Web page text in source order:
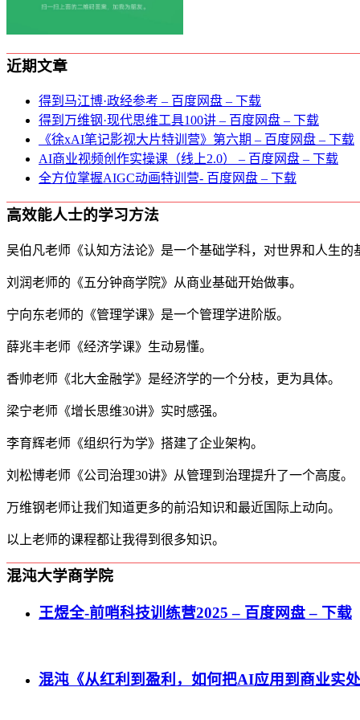
近期文章
得到马江博·政经参考 – 百度网盘 – 下载
得到万维钢·现代思维⼯具100讲 – 百度网盘 – 下载
《徐xAI笔记影视大片特训营》第六期 – 百度网盘 – 下载
AI商业视频创作实操课（线上2.0） – 百度网盘 – 下载
全方位掌握AIGC动画特训营- 百度网盘 – 下载
高效能人士的学习方法
吴伯凡老师《认知方法论》是一个基础学科，对世界和人生的
刘润老师的《五分钟商学院》从商业基础开始做事。
宁向东老师的《管理学课》是一个管理学进阶版。
薛兆丰老师《经济学课》生动易懂。
香帅老师《北大金融学》是经济学的一个分枝，更为具体。
梁宁老师《增长思维30讲》实时感强。
李育辉老师《组织行为学》搭建了企业架构。
刘松博老师《公司治理30讲》从管理到治理提升了一个高度。
万维钢老师让我们知道更多的前沿知识和最近国际上动向。
以上老师的课程都让我得到很多知识。
混沌大学商学院
王煜全-前哨科技训练营2025 – 百度网盘 – 下载
混沌《从红利到盈利，如何把AI应用到商业实